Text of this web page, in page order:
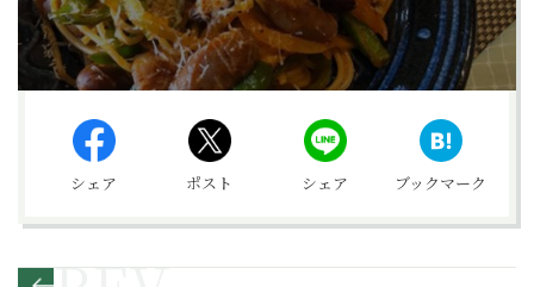
シェア ポスト シェア ブックマーク